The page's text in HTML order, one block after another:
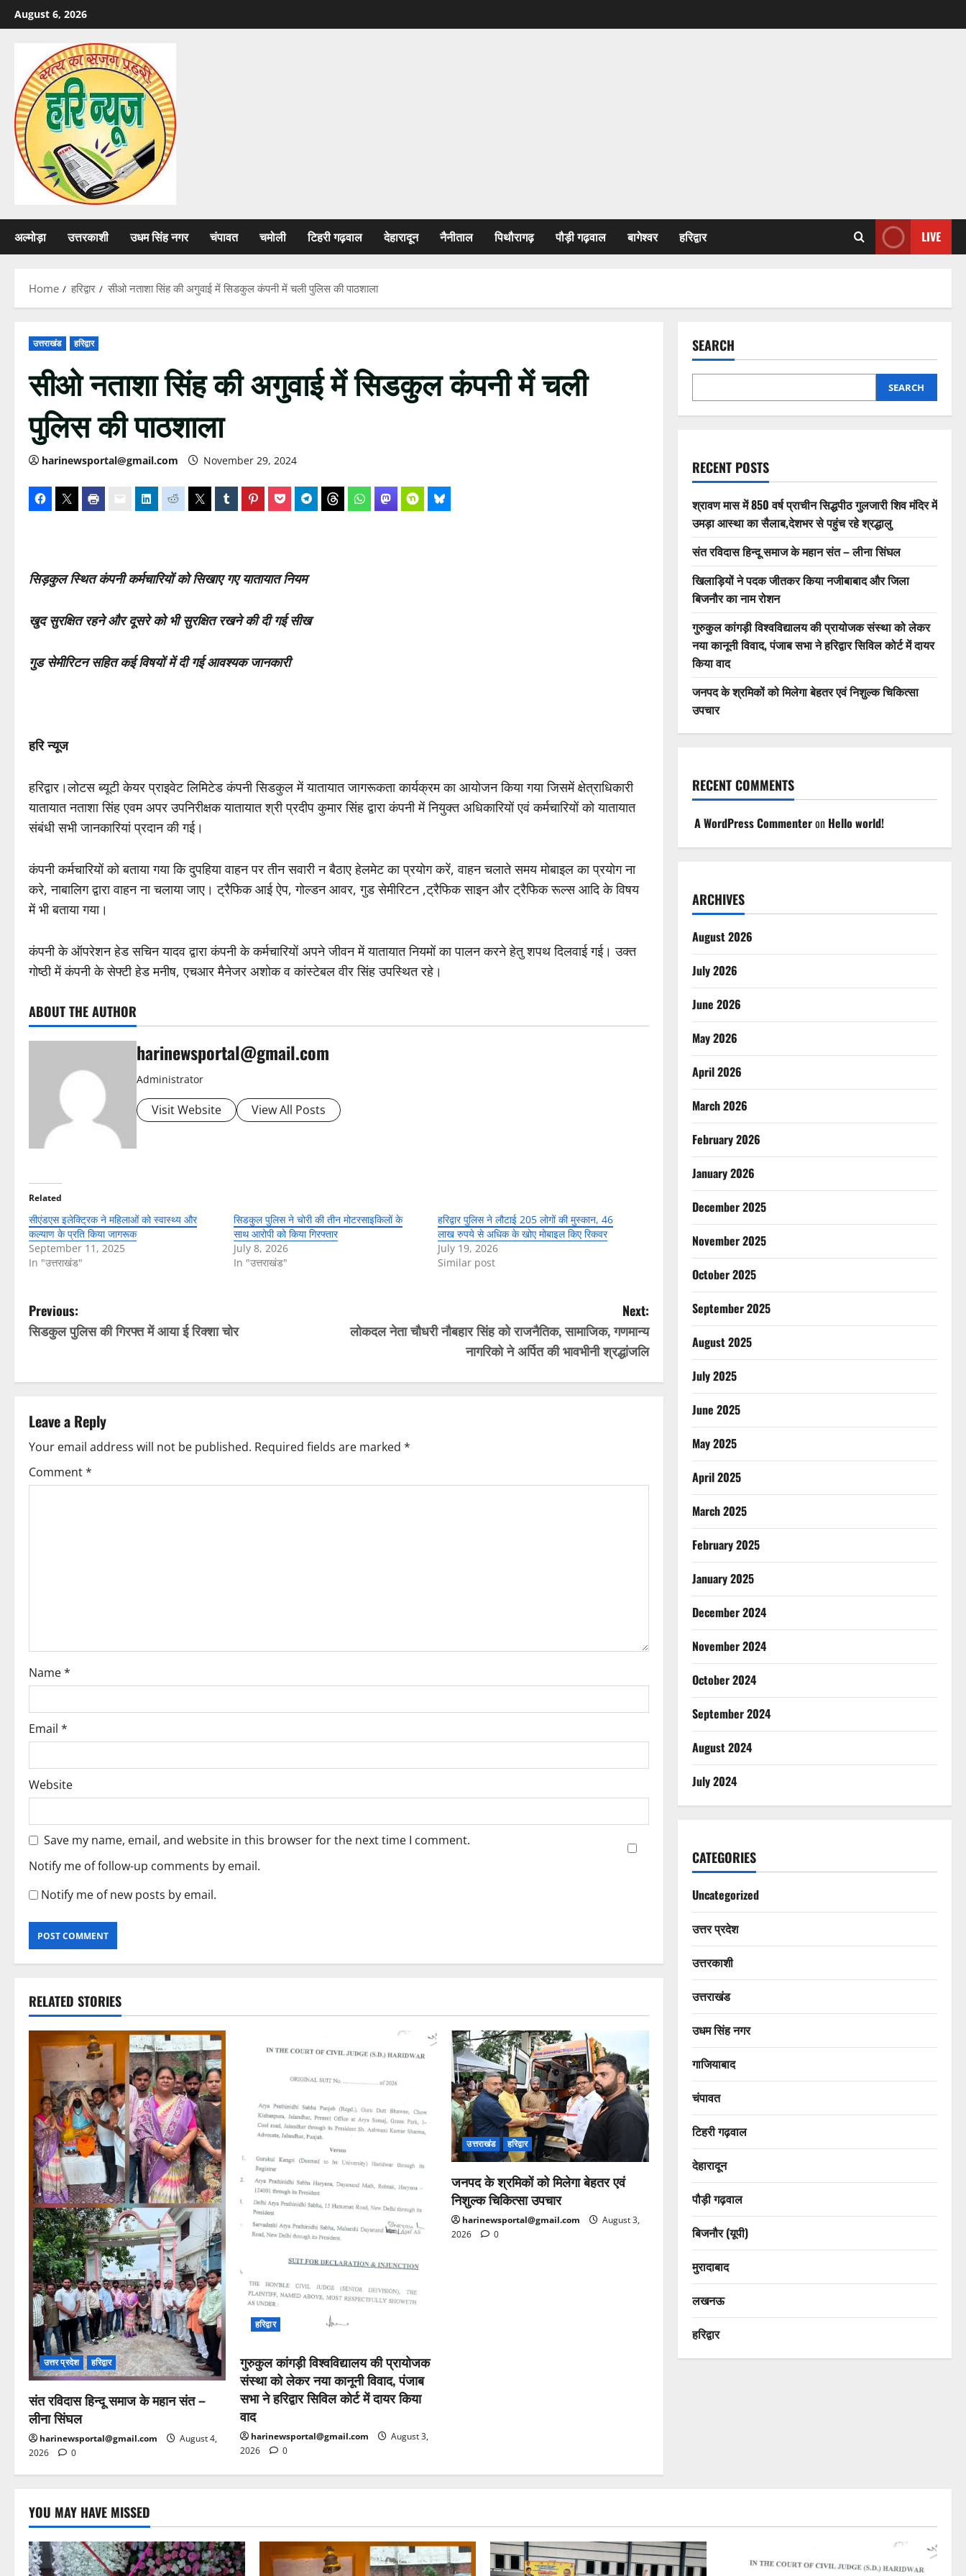
Skip
to
August 6, 2026
अल्मोड़ा उत्तरकाशी उधम सिंह नगर चंपावत चमोली टिहरी गढ़वाल देहारादून नैनीताल पिथौरागढ़ पौड़ी गढ़वाल बागेश्वर हरिद्वार LIVE
Home हरिद्वार सीओ नताशा सिंह की अगुवाई में सिडकुल कंपनी में चली पुलिस की पाठशाला
उत्तराखंड हरिद्वार
सीओ नताशा सिंह की अगुवाई में सिडकुल कंपनी में चली
पुलिस की पाठशाला
harinewsportal@gmail.com November 29, 2024
सिड़कुल स्थित कंपनी कर्मचारियों को सिखाए गए यातायात नियम
खुद सुरक्षित रहने और दूसरे को भी सुरक्षित रखने की दी गई सीख
गुड सेमीरिटन सहित कई विषयों में दी गई आवश्यक जानकारी
हरि न्यूज
हरिद्वार।लोटस ब्यूटी केयर प्राइवेट लिमिटेड कंपनी सिडकुल में यातायात जागरूकता कार्यक्रम का आयोजन किया गया जिसमें क्षेत्राधिकारी
यातायात नताशा सिंह एवम अपर उपनिरीक्षक यातायात श्री प्रदीप कुमार सिंह द्वारा कंपनी में नियुक्त अधिकारियों एवं कर्मचारियों को यातायात
संबंधी सभी जानकारियां प्रदान की गई।
कंपनी कर्मचारियों को बताया गया कि दुपहिया वाहन पर तीन सवारी न बैठाए हेलमेट का प्रयोग करें, वाहन चलाते समय मोबाइल का प्रयोग ना
करे, नाबालिग द्वारा वाहन ना चलाया जाए। ट्रैफिक आई ऐप, गोल्डन आवर, गुड सेमीरिटन ,ट्रैफिक साइन और ट्रैफिक रूल्स आदि के विषय
में भी बताया गया।
कंपनी के ऑपरेशन हेड सचिन यादव द्वारा कंपनी के कर्मचारियों अपने जीवन में यातायात नियमों का पालन करने हेतु शपथ दिलवाई गई। उक्त
गोष्ठी में कंपनी के सेफ्टी हेड मनीष, एचआर मैनेजर अशोक व कांस्टेबल वीर सिंह उपस्थित रहे।
ABOUT THE AUTHOR
harinewsportal@gmail.com
Administrator
Visit Website View All Posts
Related
सीएंडएस इलेक्ट्रिक ने महिलाओं को स्वास्थ्य और
कल्याण के प्रति किया जागरूक
September 11, 2025
In "उत्तराखंड"
सिडकुल पुलिस ने चोरी की तीन मोटरसाइकिलों के
साथ आरोपी को किया गिरफ्तार
July 8, 2026
In "उत्तराखंड"
हरिद्वार पुलिस ने लौटाई 205 लोगों की मुस्कान, 46
लाख रुपये से अधिक के खोए मोबाइल किए रिकवर
July 19, 2026
Similar post
P
o
s
n
a
v
i
o
n
Previous:
सिडकुल पुलिस की गिरफ्त में आया ई रिक्शा चोर
Next:
लोकदल नेता चौधरी नौबहार सिंह को राजनैतिक, सामाजिक, गणमान्य
नागरिको ने अर्पित की भावभीनी श्रद्धांजलि
Leave a Reply
Your email address will not be published. Required fields are marked *
Comment*
Name*
Email *
Website
Save my name, email, and website in this browser for the next time I comment.
Notify me of follow-up comments by email.
Notify me of new posts by email.
RELATED STORIES
उत्तर प्रदेश हरिद्वार
संत रविदास हिन्दू समाज के महान संत –
लीना सिंघल
harinewsportal@gmail.com
August 4,
2026
0
हरिद्वार
गुरुकुल कांगड़ी विश्वविद्यालय की प्रायोजक
संस्था को लेकर नया कानूनी विवाद, पंजाब
सभा ने हरिद्वार सिविल कोर्ट में दायर किया
वाद
harinewsportal@gmail.com
August 3,
2026
0
उत्तराखंड हरिद्वार
जनपद के श्रमिकों को मिलेगा बेहतर एवं
निशुल्क चिकित्सा उपचार
harinewsportal@gmail.com
August 3,
2026
0
SEARCH
SEARCH
RECENT POSTS
श्रावण मास में 850 वर्ष प्राचीन सिद्धपीठ गुलजारी शिव मंदिर में
उमड़ा आस्था का सैलाब,देशभर से पहुंच रहे श्रद्धालु
संत रविदास हिन्दू समाज के महान संत – लीना सिंघल
खिलाड़ियों ने पदक जीतकर किया नजीबाबाद और जिला
बिजनौर का नाम रोशन
गुरुकुल कांगड़ी विश्वविद्यालय की प्रायोजक संस्था को लेकर
नया कानूनी विवाद, पंजाब सभा ने हरिद्वार सिविल कोर्ट में दायर
किया वाद
जनपद के श्रमिकों को मिलेगा बेहतर एवं निशुल्क चिकित्सा
उपचार
RECENT COMMENTS
A WordPress Commenteron Hello world!
ARCHIVES
August 2026
July 2026
June 2026
May 2026
April 2026
March 2026
February 2026
January 2026
December 2025
November 2025
October 2025
September 2025
August 2025
July 2025
June 2025
May 2025
April 2025
March 2025
February 2025
January 2025
December 2024
November 2024
October 2024
September 2024
August 2024
July 2024
CATEGORIES
Uncategorized
उत्तर प्रदेश
उत्तरकाशी
उत्तराखंड
उधम सिंह नगर
गाजियाबाद
चंपावत
टिहरी गढ़वाल
देहारादून
पौड़ी गढ़वाल
बिजनौर (यूपी)
मुरादाबाद
लखनऊ
हरिद्वार
YOU MAY HAVE MISSED